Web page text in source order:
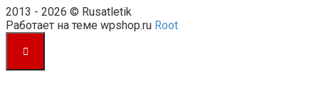
2013 - 2026 © Rusatletik
Работает на теме wpshop.ru Root